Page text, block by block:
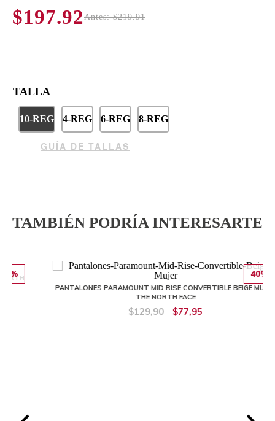
$197.92 Antes: $219.91
TALLA
10-REG 4-REG 6-REG 8-REG
GUÍA DE TALLAS
TAMBIÉN PODRÍA INTERESARTE
PANTALONES PARAMOUNT MID RISE CONVERTIBLE BEIGE MUJER
THE NORTH FACE
$129,90 $77,95